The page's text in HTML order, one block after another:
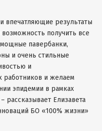
впечатляющие результаты
получить все
павербанки,
и очень стильные
и
работников и желаем
эпидемии в рамках
рассказывает Елизавета
БО «100% жизни»